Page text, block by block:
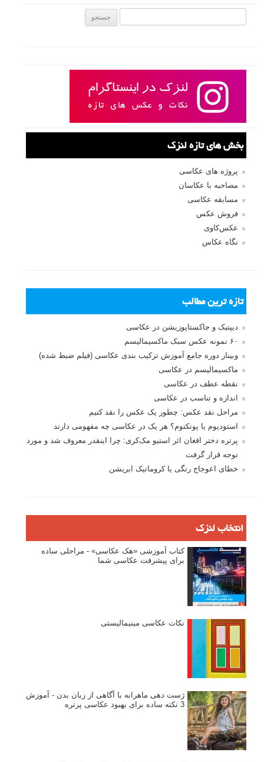
بخش های تازه لنزک
پروژه های عکاسی
مصاحبه با عکاسان
مسابقه عکاسی
فروش عکس
عکس‌کاوی
نگاه عکاس
تازه ترین مطالب
دیپتیک و جاکستا‌پوزیشن در عکاسی
۶۰ نمونه عکس سبک ماکسیمالیسم
وبینار دوره جامع آموزش ترکیب بندی عکاسی (فیلم ضبط شده)
ماکسیمالیسم در عکاسی
نقطه عطف در عکاسی
اندازه و تناسب در عکاسی
مراحل نقد عکس: چطور یک عکس را نقد کنیم
استودیوم یا پونکتوم؟ هر یک در عکاسی چه مفهومی دارند
پرتره دختر افغان اثر استیو مک‌کری: چرا اینقدر معروف شد و مورد
توجه قرار گرفت
خطای اعوجاج رنگی یا کروماتیک ابریشن
انتخاب لنزک
کتاب آموزشی «هک عکاسی» - مراحلی ساده
برای پیشرفت عکاسی شما
نکات عکاسی مینیمالیستی
ژست دهی ماهرانه با آگاهی از زبان بدن - آموزش
3 نکته ساده برای بهبود عکاسی پرتره